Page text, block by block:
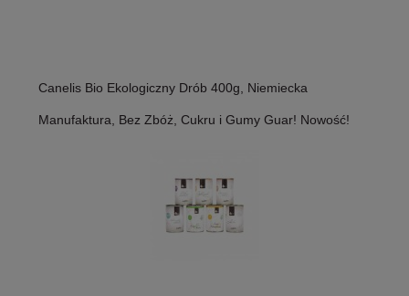
Canelis Bio Ekologiczny Drób 400g, Niemiecka
Manufaktura, Bez Zbóż, Cukru i Gumy Guar! Nowość!